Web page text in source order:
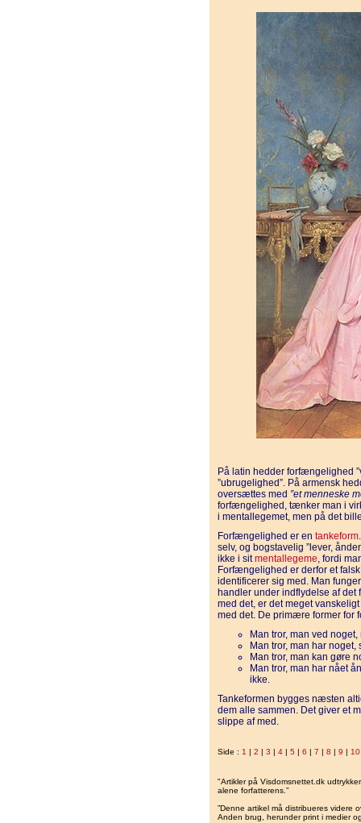
På latin hedder forfængelighed
”ubrugelighed”. På armensk
oversættes med ”et menneske
forfængelighed, tænker man i
i mentallegemet, men på det
Forfængelighed er en tankeform
selv, og bogstavelig ”lever,
ikke i sitmentallegeme, fordi
Forfængelighed er derfor et
identificerer sig med. Man
handler under indflydelse af det
med det, er det meget
med det. De primære former for
Man tror, man ved
Man tror, man har
Man tror, man kan gøre
Man tror, man har nået
ikke.
Tankeformen bygges næsten
dem alle sammen. Det giver et
slippe af med.
Side : 1 | 2 | 3 | 4 | 5 | 6 | 7 | 8 | 9 | 10
"Artikler på Visdomsnettet.dk
alene forfatterens.”
”Denne artikel må distribueres videre
Anden brug, herunder print i medier